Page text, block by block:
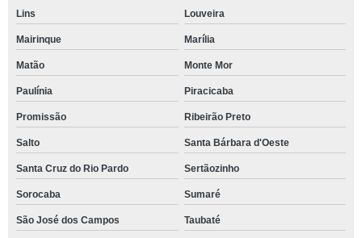
Lins Louveira
Mairinque Marília
Matão Monte Mor
Paulínia Piracicaba
Promissão Ribeirão Preto
Salto Santa Bárbara d'Oeste
Santa Cruz do Rio Pardo Sertãozinho
Sorocaba Sumaré
São José dos Campos Taubaté